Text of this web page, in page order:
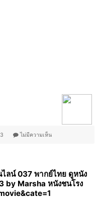
ไม่มีความเห็น
ลน์ 037 พากย์ไทย ดูหนัง
by Marsha หนังชนโรง